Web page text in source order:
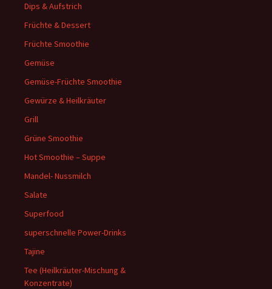
Dips & Aufstrich
Früchte & Dessert
Früchte Smoothie
Gemüse
Gemüse-Früchte Smoothie
Gewürze & Heilkräuter
Grill
Grüne Smoothie
Hot Smoothie – Suppe
Mandel- Nussmilch
Salate
Superfood
superschnelle Power-Drinks
Tajine
Tee (Heilkräuter-Mischung &
Konzentrate)